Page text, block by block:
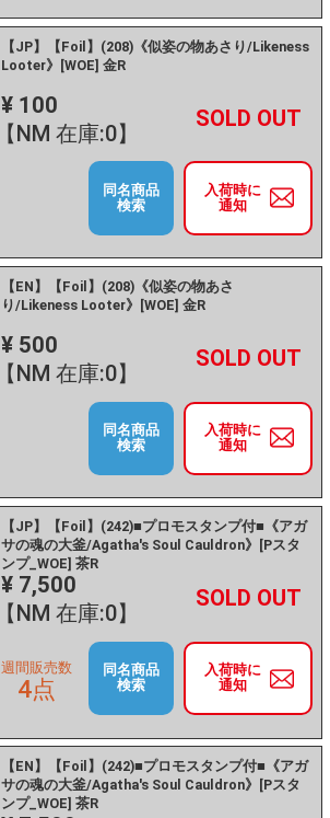
【JP】【Foil】(208)《似姿の物あさり/Likeness
Looter》[WOE] 金R
¥ 100
【NM 在庫:0】
－ +
入荷時に
通知
同名商品
検索
【EN】【Foil】(208)《似姿の物あさ
り/Likeness Looter》[WOE] 金R
¥ 500
【NM 在庫:0】
－ +
入荷時に
通知
同名商品
検索
【JP】【Foil】(242)■プロモスタンプ付■《アガ
サの魂の大釜/Agatha's Soul Cauldron》[Pスタ
ンプ_WOE] 茶R
¥ 7,500
【NM 在庫:0】
－ +
入荷時に
通知
週間販売数
4点
同名商品
検索
【EN】【Foil】(242)■プロモスタンプ付■《アガ
サの魂の大釜/Agatha's Soul Cauldron》[Pスタ
ンプ_WOE] 茶R